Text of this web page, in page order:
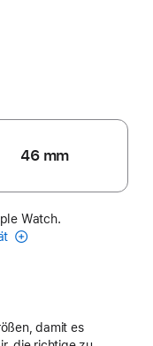
46 mm
Watch.
damit es